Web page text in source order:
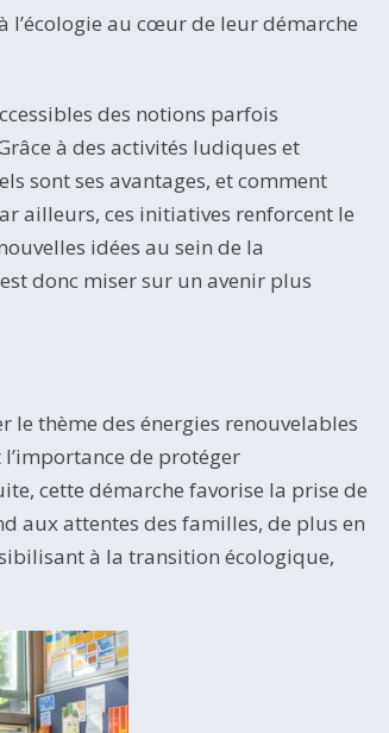
l’écologie au cœur de leur démarche
des notions parfois
à des activités ludiques et
sont ses avantages, et comment
ailleurs, ces initiatives renforcent le
idées au sein de la
donc miser sur un avenir plus
le thème des énergies renouvelables
de protéger
cette démarche favorise la prise de
aux attentes des familles, de plus en
à la transition écologique,